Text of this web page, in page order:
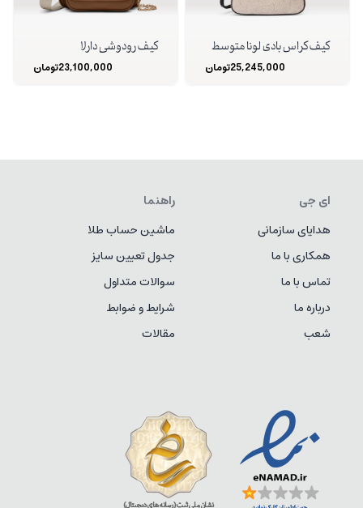
کیف کراس بادی لونا متوسط
25,245,000تومان
کیف رودوشی دارلا
23,100,000تومان
ای جی
هدایای سازمانی
همکاری با ما
تماس با ما
درباره ما
شعب
راهنما
ماشین حساب طلا
جدول تعیین سایز
سوالات متداول
شرایط و ضوابط
مقالات